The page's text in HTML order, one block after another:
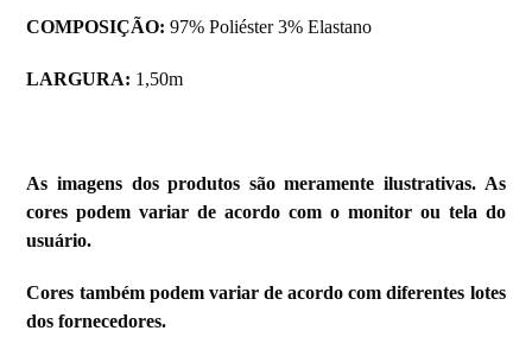
COMPOSIÇÃO: 97% Poliéster 3% Elastano
LARGURA: 1,50m
As imagens dos produtos são meramente ilustrativas. As
cores podem variar de acordo com o monitor ou tela do
usuário.
Cores também podem variar de acordo com diferentes lotes
dos fornecedores.